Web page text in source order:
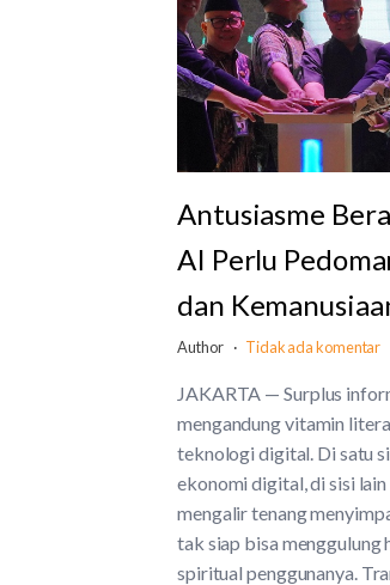
Antusiasme
AI Perlu
dan
Author Tidak ada komentar
JAKARTA — Surplus
mengandung vitamin
teknologi digital. Di satu
ekonomi digital, di sisi
mengalir tenang
tak siap bisa menggulung
spiritual penggunanya.